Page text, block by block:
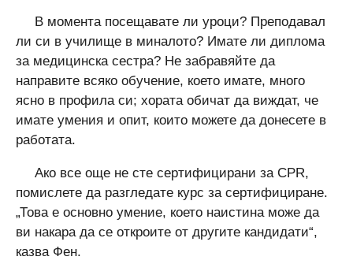
В момента посещавате ли уроци? Преподавал
ли си в училище в миналото? Имате ли диплома
за медицинска сестра? Не забравяйте да
направите всяко обучение, което имате, много
ясно в профила си; хората обичат да виждат, че
имате умения и опит, които можете да донесете в
работата.
Ако все още не сте сертифицирани за CPR,
помислете да разгледате курс за сертифициране.
„Това е основно умение, което наистина може да
ви накара да се откроите от другите кандидати“,
казва Фен.